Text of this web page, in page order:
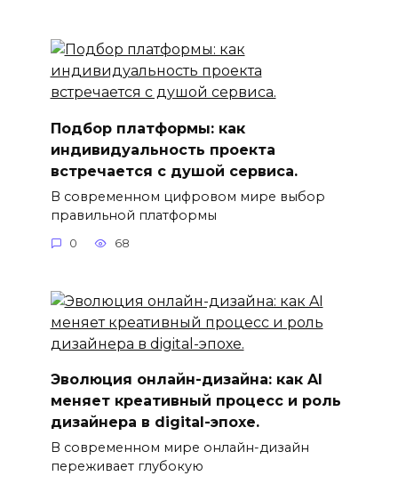
Подбор платформы: как
индивидуальность проекта
встречается с душой сервиса.
В современном цифровом мире выбор
правильной платформы
0 68
Эволюция онлайн-дизайна: как AI
меняет креативный процесс и роль
дизайнера в digital-эпохе.
В современном мире онлайн-дизайн
переживает глубокую